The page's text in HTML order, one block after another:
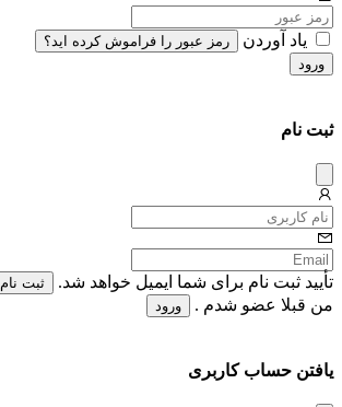
یاد آوردن
رمز عبور را فراموش کرده اید؟
ورود
ثبت نام
میس
تأیید ثبت نام برای شما ایمیل خواهد شد. ثبت نام
من قبلا عضو شدم . ورود
یافتن حساب کاربری